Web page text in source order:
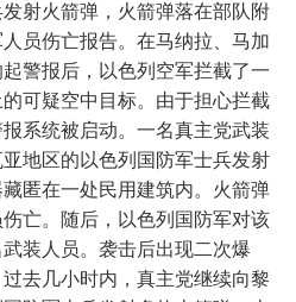
射火箭弹，火箭弹落在部队附
员伤亡报告。在马纳拉、马加
警报后，以色列空军拦截了一
可疑空中目标。由于担心拦截
系统被启动。一名真主党武装
地区的以色列国防军士兵发射
匿在一处民用建筑内。火箭弹
亡。随后，以色列国防军对该
装人员。袭击后出现二次爆
去几小时内，真主党继续向黎